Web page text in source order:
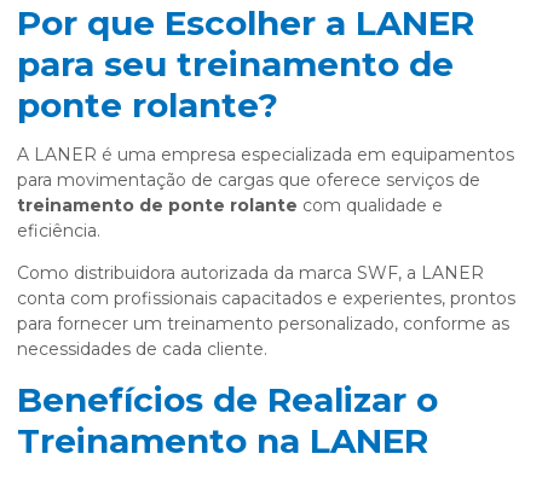
Por que Escolher a LANER
para seu treinamento de
ponte rolante?
A LANER é uma empresa especializada em equipamentos
para movimentação de cargas que oferece serviços de
treinamento de ponte rolante com qualidade e
eficiência.
Como distribuidora autorizada da marca SWF, a LANER
conta com profissionais capacitados e experientes, prontos
para fornecer um treinamento personalizado, conforme as
necessidades de cada cliente.
Benefícios de Realizar o
Treinamento na LANER